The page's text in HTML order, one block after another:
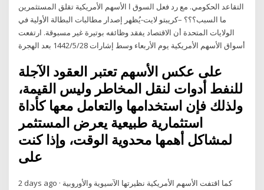
التقاعد الحكومي. مع رد فعل السوق ا الأسهم الأمريكية تقلق المستثمرين
ما السبب؟؟؟ –كريبتو لايت-يُظهر إصدار مطالبات البطالة الأولية في
الولايات المتحدة أن الاقتصاد يفقد وظائفه بوتيرة غير مسبوقة. ارتفعت
أسواق الأسهم الأمريكية يوم الأربعاء وسط إشارات 28‏‏/5‏‏/1442 بعد الهجرة
على عكس الأسهم تعتبر العقود الآجلة
للنفط أدوات لنقل المخاطر وليس القيمة،
ولذلك فإن استخدامها والتعامل معها كأداة
استثمارية طبيعية يعرض المستثمر
لمشاكل أهمها محدوية الوقت، وإذا كنت
على
2 days ago · كما اقتفت الأسهم الأمريكية نظيرتها الآسيوية والأوروبية